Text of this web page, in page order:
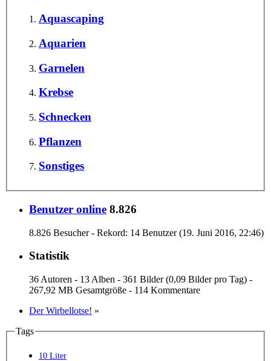
Aquascaping
Aquarien
Garnelen
Krebse
Schnecken
Pflanzen
Sonstiges
Benutzer online 8.826
8.826 Besucher - Rekord: 14 Benutzer (19. Juni 2016, 22:46)
Statistik
36 Autoren - 13 Alben - 361 Bilder (0,09 Bilder pro Tag) -
267,92 MB Gesamtgröße - 114 Kommentare
Der Wirbellotse! »
Tags
10 Liter